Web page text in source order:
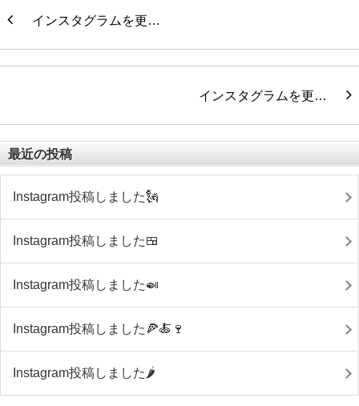
インスタグラムを更…
インスタグラムを更…
最近の投稿
Instagram投稿しました🗽
Instagram投稿しました🍱
Instagram投稿しました🍛
Instagram投稿しました🍕🍝🍷
Instagram投稿しました🌶